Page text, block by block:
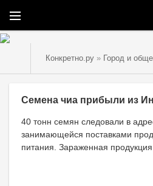
Конкретно.ру » Город и
Семена чиа прибыли из
40 тонн семян следовали в
занимающейся поставками
питания. Зараженная